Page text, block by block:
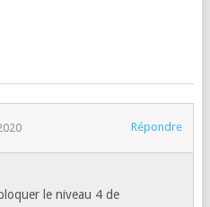
Répondre
le niveau 4 de